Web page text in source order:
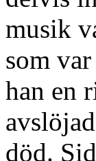
musik
som
han en
död.